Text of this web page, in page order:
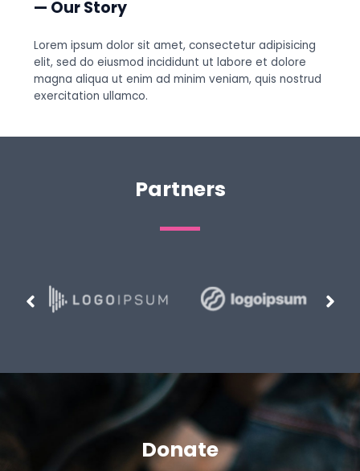
— Our Story
Lorem ipsum dolor sit amet, consectetur adipisicing
elit, sed do eiusmod incididunt ut labore et dolore
magna aliqua ut enim ad minim veniam, quis nostrud
exercitation ullamco.
Partners
Donate